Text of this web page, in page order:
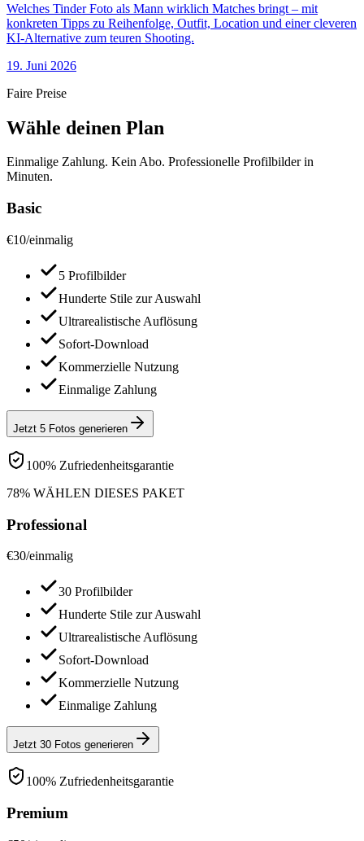
Welches Tinder Foto als Mann wirklich Matches bringt – mit
konkreten Tipps zu Reihenfolge, Outfit, Location und einer cleveren
KI-Alternative zum teuren Shooting.
19. Juni 2026
Faire Preise
Wähle deinen Plan
Einmalige Zahlung. Kein Abo. Professionelle Profilbilder in
Minuten.
Basic
€10/einmalig
5 Profilbilder
Hunderte Stile zur Auswahl
Ultrarealistische Auflösung
Sofort-Download
Kommerzielle Nutzung
Einmalige Zahlung
Jetzt 5 Fotos generieren
100% Zufriedenheitsgarantie
78% WÄHLEN DIESES PAKET
Professional
€30/einmalig
30 Profilbilder
Hunderte Stile zur Auswahl
Ultrarealistische Auflösung
Sofort-Download
Kommerzielle Nutzung
Einmalige Zahlung
Jetzt 30 Fotos generieren
100% Zufriedenheitsgarantie
Premium